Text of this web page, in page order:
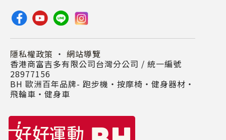
隱私權政策 ・ 網站導覽
香港商富吉多有限公司台灣分公司 / 統一編號
28977156
BH 歐洲百年品牌- 跑步機‧按摩椅‧健身器材‧
飛輪車‧健身車